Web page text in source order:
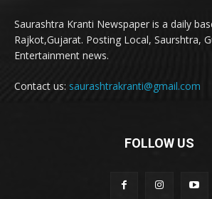
Saurashtra Kranti Newspaper is a daily
Rajkot,Gujarat. Posting Local, Saurshtra,
Entertainment news.
Contact us: saurashtrakranti@gmail.com
FOLLOW US